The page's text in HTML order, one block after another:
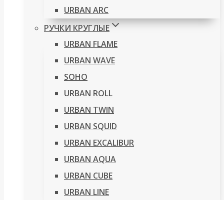
URBAN ARC
РУЧКИ КРУГЛЫЕ
URBAN FLAME
URBAN WAVE
SOHO
URBAN ROLL
URBAN TWIN
URBAN SQUID
URBAN EXCALIBUR
URBAN AQUA
URBAN CUBE
URBAN LINE